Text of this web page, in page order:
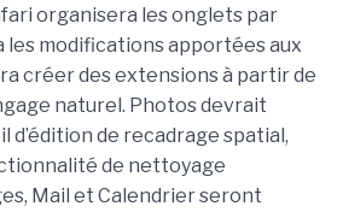
organisera les onglets par
les modifications apportées aux
créer des extensions à partir de
naturel. Photos devrait
d’édition de recadrage spatial,
de nettoyage
Mail et Calendrier seront